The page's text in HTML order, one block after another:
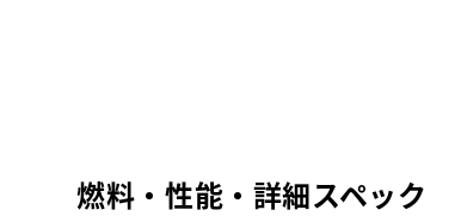
燃料・性能・詳細スペック